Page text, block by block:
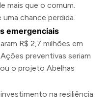
mais que o comum.
chance perdida.
emergenciais
R$ 2,7 milhões em
preventivas seriam
o projeto Abelhas
na resiliência